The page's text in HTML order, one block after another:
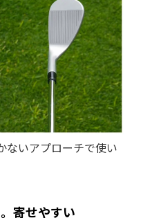
ないアプローチで使い
寄せやすい